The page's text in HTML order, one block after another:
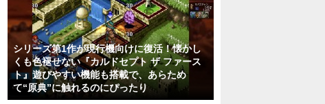
シリーズ第1作が現行機向けに復活！懐かし
くも色褪せない『カルドセプト ザ ファース
ト』遊びやすい機能も搭載で、あらため
て“原典”に触れるのにぴったり